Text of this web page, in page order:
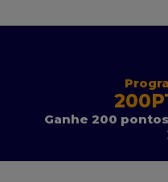
Ganhe 200